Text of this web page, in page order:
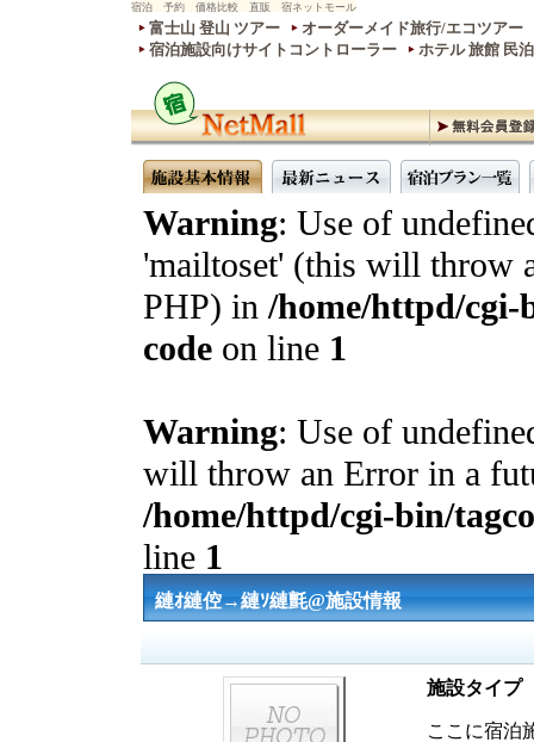
宿泊 予約 価格比較 直販 宿ネットモール
富士山 登山 ツアー
オーダーメイド旅行/エコツアー
宿泊施設向けサイトコントローラー
ホテル 旅館 民
Warning: Use of
'mailtoset' (this will throw
PHP) in/home/httpd/cgi-
code on line 1
Warning: Use of
will throw an Error in a
/home/httpd/cgi-bin/
line 1
縺ｵ縺倥→縺ｿ縺氈@施設情報
施設タイプ
ここに宿泊